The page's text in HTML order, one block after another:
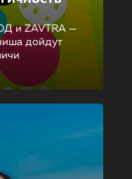
и ZAVTRA —
дойдут